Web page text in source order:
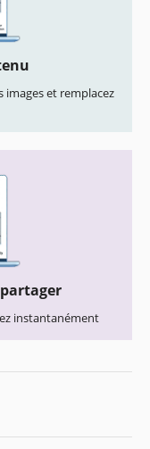
images et remplacez
instantanément